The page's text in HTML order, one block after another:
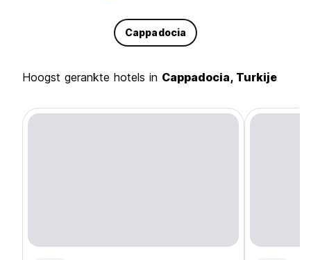
Cappadocia
Hoogst gerankte hotels in Cappadocia, Turkije